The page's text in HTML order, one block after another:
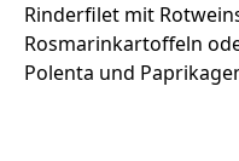
Rinderfilet mit
Rosmarinkartoffeln
Polenta und